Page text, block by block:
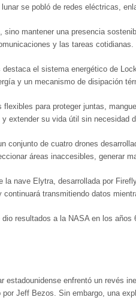
se pobló de redes eléctricas,
mantener una presencia
y las tareas cotidianas.
el sistema energético de
y un mecanismo de disipación
flexibles para proteger juntas,
extender su vida útil sin necesidad
conjunto de cuatro drones
áreas inaccesibles, generar
la nave Elytra, desarrollada por
transmitiendo datos
resultados a la NASA en los
estadounidense enfrentó un revés
Jeff Bezos. Sin embargo, una